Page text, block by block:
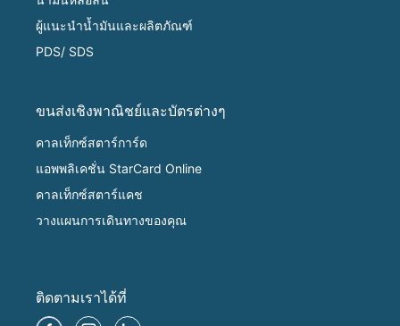
ผู้แนะนำน้ำมันและผลิตภัณฑ์
PDS/ SDS
ขนส่งเชิงพาณิชย์และบัตรต่างๆ
คาลเท็กซ์สตาร์การ์ด
แอพพลิเคชั่น StarCard Online
คาลเท็กซ์สตาร์แคช
วางแผนการเดินทางของคุณ
ติดตามเราได้ที่